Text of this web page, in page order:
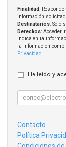
Finalidad:
información
Destinatarios: Solo
Derechos: Acceder,
indica en la
la información
Privacidad
He leído y
Contacto
Política